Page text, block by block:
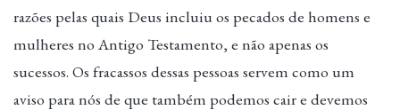
razões pelas quais Deus incluiu os pecados de homens e
mulheres no Antigo Testamento, e não apenas os
sucessos. Os fracassos dessas pessoas servem como um
aviso para nós de que também podemos cair e devemos